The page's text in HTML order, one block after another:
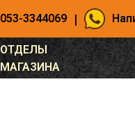
053-3344069 |
ОТДЕЛЫ
МАГАЗИНА